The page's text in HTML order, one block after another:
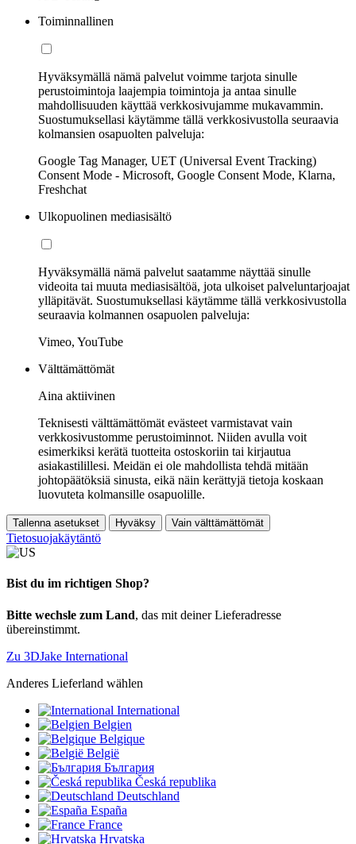
Toiminnallinen
Hyväksymällä nämä palvelut voimme tarjota sinulle
perustoimintoja laajempia toimintoja ja antaa sinulle
mahdollisuuden käyttää verkkosivujamme mukavammin.
Suostumuksellasi käytämme tällä verkkosivustolla seuraavia
kolmansien osapuolten palveluja:
Google Tag Manager, UET (Universal Event Tracking)
Consent Mode - Microsoft, Google Consent Mode, Klarna,
Freshchat
Ulkopuolinen mediasisältö
Hyväksymällä nämä palvelut saatamme näyttää sinulle
videoita tai muuta mediasisältöä, jota ulkoiset palveluntarjoajat
ylläpitävät. Suostumuksellasi käytämme tällä verkkosivustolla
seuraavia kolmannen osapuolen palveluja:
Vimeo, YouTube
Välttämättömät
Aina aktiivinen
Teknisesti välttämättömät evästeet varmistavat vain
verkkosivustomme perustoiminnot. Niiden avulla voit
esimerkiksi kerätä tuotteita ostoskoriin tai kirjautua
asiakastilillesi. Meidän ei ole mahdollista tehdä mitään
johtopäätöksiä sinusta, eikä näin kerättyjä tietoja koskaan
luovuteta kolmansille osapuolille.
Tallenna asetukset Hyväksy Vain välttämättömät
Tietosuojakäytäntö
Bist du im richtigen Shop?
Bitte wechsle zum Land, das mit deiner Lieferadresse
übereinstimmt.
Zu 3DJake International
Anderes Lieferland wählen
International
Belgien
Belgique
België
България
Česká republika
Deutschland
España
France
Hrvatska